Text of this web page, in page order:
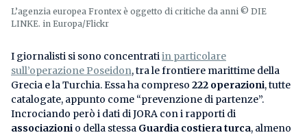
L’agenzia europea Frontex è oggetto di critiche da anni © DIE
LINKE. in Europa/Flickr
I giornalisti si sono concentrati in particolare
sull’operazione Poseidon, tra le frontiere marittime della
Grecia e la Turchia. Essa ha compreso 222 operazioni, tutte
catalogate, appunto come “prevenzione di partenze”.
Incrociando però i dati di JORA con i rapporti di
associazioni o della stessa Guardia costiera turca, almeno